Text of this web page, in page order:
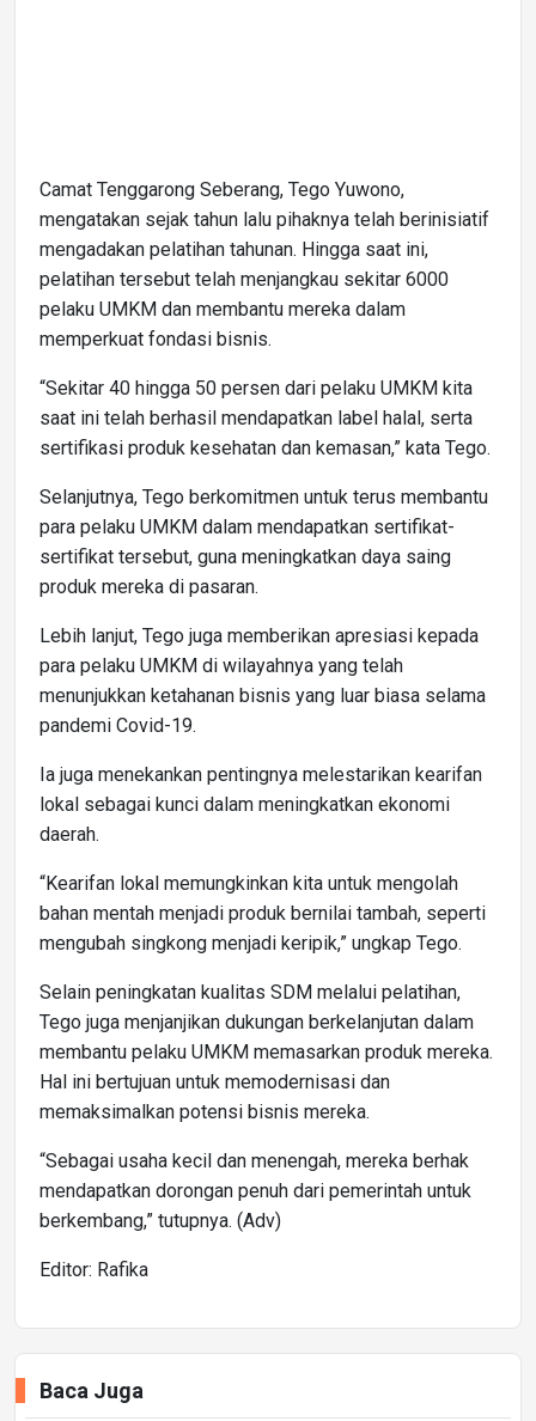
Camat Tenggarong Seberang, Tego Yuwono,
mengatakan sejak tahun lalu pihaknya telah berinisiatif
mengadakan pelatihan tahunan. Hingga saat ini,
pelatihan tersebut telah menjangkau sekitar 6000
pelaku UMKM dan membantu mereka dalam
memperkuat fondasi bisnis.
“Sekitar 40 hingga 50 persen dari pelaku UMKM kita
saat ini telah berhasil mendapatkan label halal, serta
sertifikasi produk kesehatan dan kemasan,” kata Tego.
Selanjutnya, Tego berkomitmen untuk terus membantu
para pelaku UMKM dalam mendapatkan sertifikat-
sertifikat tersebut, guna meningkatkan daya saing
produk mereka di pasaran.
Lebih lanjut, Tego juga memberikan apresiasi kepada
para pelaku UMKM di wilayahnya yang telah
menunjukkan ketahanan bisnis yang luar biasa selama
pandemi Covid-19.
Ia juga menekankan pentingnya melestarikan kearifan
lokal sebagai kunci dalam meningkatkan ekonomi
daerah.
“Kearifan lokal memungkinkan kita untuk mengolah
bahan mentah menjadi produk bernilai tambah, seperti
mengubah singkong menjadi keripik,” ungkap Tego.
Selain peningkatan kualitas SDM melalui pelatihan,
Tego juga menjanjikan dukungan berkelanjutan dalam
membantu pelaku UMKM memasarkan produk mereka.
Hal ini bertujuan untuk memodernisasi dan
memaksimalkan potensi bisnis mereka.
“Sebagai usaha kecil dan menengah, mereka berhak
mendapatkan dorongan penuh dari pemerintah untuk
berkembang,” tutupnya. (Adv)
Editor: Rafika
Baca Juga